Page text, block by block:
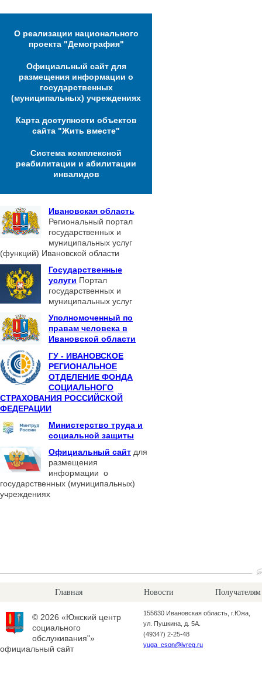
О реализации национального
проекта "Демография"
Официальный сайт для
размещения информации о
государственных
(муниципальных) учреждениях
Карта доступности объектов
сайта "Жить вместе"
Система комплексной
реабилитации и абилитации
инвалидов
Ивановская область
Региональный портал
государственных и
муниципальных услуг
(функций) Ивановской области
Государственные
услуги Портал
государственных и
муниципальных услуг
Уполномоченный по
правам человека в
Ивановской области
ГУ - ИВАНОВСКОЕ
РЕГИОНАЛЬНОЕ
ОТДЕЛЕНИЕ ФОНДА
СОЦИАЛЬНОГО
СТРАХОВАНИЯ РОССИЙСКОЙ
ФЕДЕРАЦИИ
Министерство труда и
социальной защиты
Официальный сайт для
размещения
информации о
государственных (муниципальных)
учреждениях
Главная Новости Получателям
© 2026 «Южский центр
социального
обслуживания"»
официальный сайт
155630 Ивановская область, г.Южа,
ул. Пушкина, д. 5А.
(49347) 2-25-48
yuga_cson@ivreg.ru